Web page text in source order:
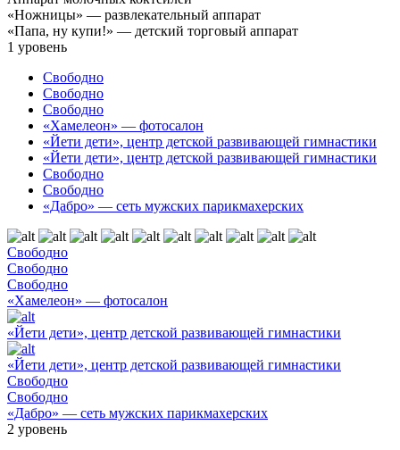
«Ножницы» — развлекательный аппарат
«Папа, ну купи!» — детский торговый аппарат
1 уровень
Свободно
Свободно
Свободно
«Хамелеон» — фотосалон
«Йети дети», центр детской развивающей гимнастики
«Йети дети», центр детской развивающей гимнастики
Свободно
Свободно
«Дабро» — сеть мужских парикмахерских
Свободно
Свободно
Свободно
«Хамелеон» — фотосалон
«Йети дети», центр детской развивающей гимнастики
«Йети дети», центр детской развивающей гимнастики
Свободно
Свободно
«Дабро» — сеть мужских парикмахерских
2 уровень